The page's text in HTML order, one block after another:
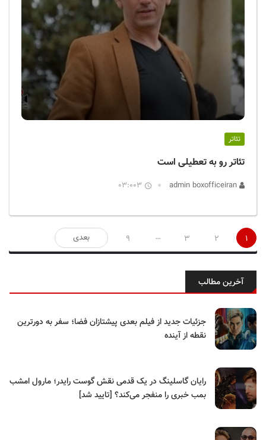
تئاتر
تئاتر رو به تعطیلی است
03:003
صفحه‌بندی
نوشته‌ها
1
2
3
…
9 بعدی
آخرین مطالب
جزئیات جدید از فیلم بعدی پیشتازان فضا؛ سفر به دورترین
نقطه از آینده
رایان گاسلینگ در یک قدمی نقش گوست رایدر؛ مارول امشب
بمب خبری را منفجر می‌کند؟ [تایید شد]